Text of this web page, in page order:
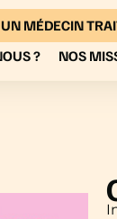
UN MÉDECIN
?
NOS